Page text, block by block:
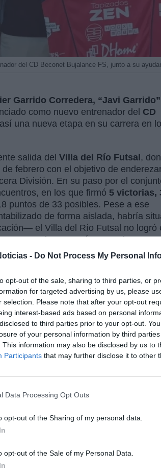
- Do Not Process My Personal
opt-out of the sale, sharing to third parties, or
for targeted advertising by us, please
selection. Please note that after your opt-out
interest-based ads based on personal
to third parties prior to your opt-out.
of your personal information by third
This information may also be disclosed by us to
Participants that may further disclose it to other
Data Processing Opt Outs
opt-out of the Sharing of my personal data.
opt-out of the Sale of my Personal Data.
del CD Beconet Bujalance FS, junto a su
Garrido Corredera, “Javi
como nuevo entrenador del CD
una nueva etapa en su carrera en
salida del Villa del Río Futsal,
febrero con el objetivo de
División. En su paso por el
en los que firmó 5 victorias,
puntos de 33 posibles. Pese a ese
de forma aislada, habría
el Villa del Río Futsal no logró
de categorías superiores en
anterior, el club villarrense
dedicación”, destacando su
vinculaciones:“Esta siempre será tu
nacional
Bujalance FS supone la
alto nivel en el fútbol sala español.
década enDivisión de Honor y
títulos de liga y ascensos
enSegunda División, Segunda B
categoría, títulos de liga y
individuales como mejor
por clubes como Jaén Paraíso
ejercer como seleccionador